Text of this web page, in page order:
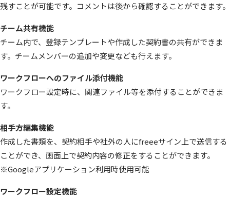
残すことが可能です。コメントは後から確認することができます。
チーム共有機能
チーム内で、登録テンプレートや作成した契約書の共有ができま
す。チームメンバーの追加や変更なども行えます。
ワークフローへのファイル添付機能
ワークフロー設定時に、関連ファイル等を添付することができま
す。
相手方編集機能
作成した書類を、契約相手や社外の人にfreeeサイン上で送信する
ことができ、画面上で契約内容の修正をすることができます。
※Googleアプリケーション利用時使用可能
ワークフロー設定機能